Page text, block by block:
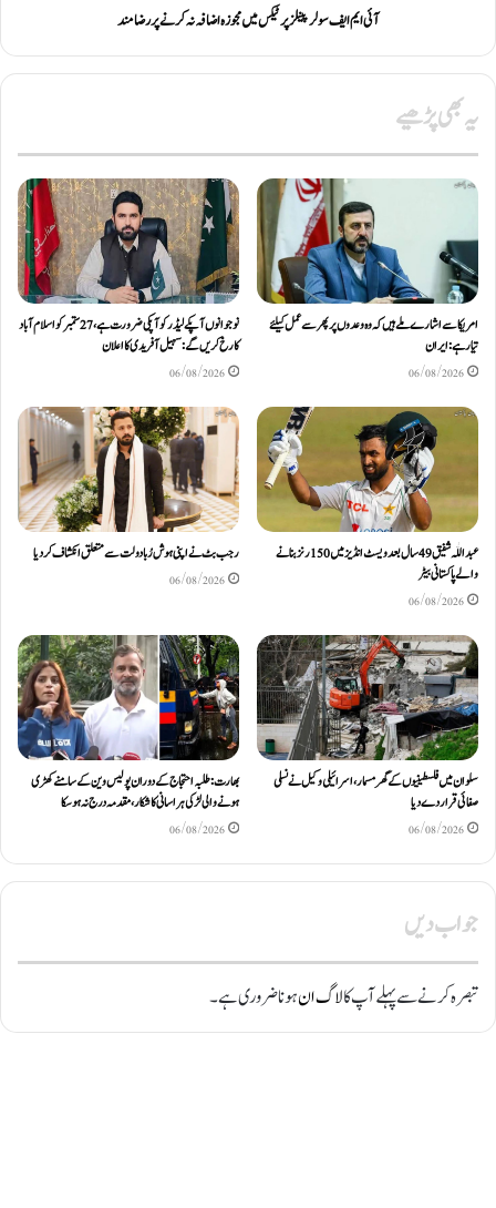
آئی ایم ایف سولر پینلز پر ٹیکس میں مجوزہ اضافہ نہ کرنے پر رضامند
یہ بھی پڑھیے
امریکا سے اشارے ملے ہیں کہ وہ وعدوں پر پھر سے عمل کیلئے
تیار ہے: ایران
06/08/2026
نوجوانوں آپکے لیڈر کو آپکی ضرورت ہے، 27 ستمبر کو اسلام آباد
کا رخ کریں گے: سہیل آفریدی کا اعلان
06/08/2026
عبداللّٰہ شفیق 49 سال بعد ویسٹ انڈیز میں 150 رنز بنانے
والے پاکستانی بیٹر
06/08/2026
رجب بٹ نے اپنی ہوش رُبا دولت سے متعلق انکشاف کردیا
06/08/2026
سلوان میں فلسطینیوں کے گھر مسمار، اسرائیلی وکیل نے نسلی
صفائی قرار دے دیا
06/08/2026
بھارت: طلبہ احتجاج کے دوران پولیس وین کے سامنے کھڑی
ہونے والی لڑکی ہراسانی کا شکار، مقدمہ درج نہ ہوسکا
06/08/2026
جواب دیں
تبصرہ کرنے سے پہلے آپ کالاگ انہونا ضروری ہے۔